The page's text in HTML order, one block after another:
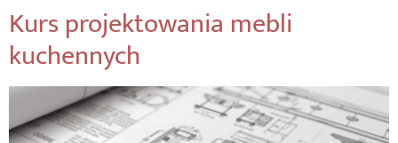
Kurs projektowania mebli
kuchennych